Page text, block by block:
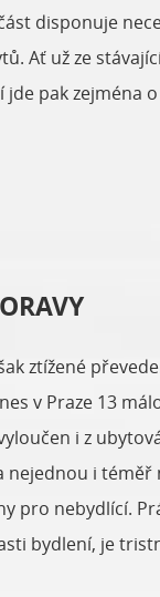
disponuje
Ať už ze
pak zejména
ztížené
v Praze 13
i z
nejednou i
pro nebydlící.
bydlení, je